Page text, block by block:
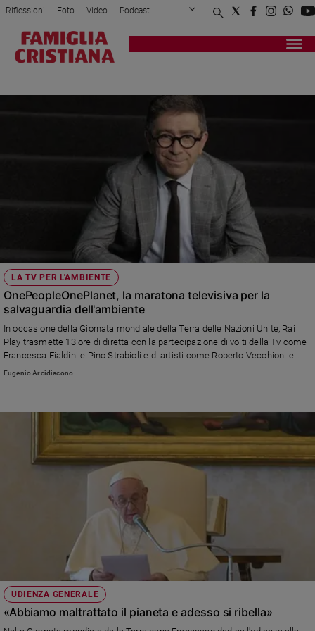
Attualità
Papa
Papa
Chiesa
Chiesa
Fede
Società
e
valori
Riflessioni Foto Video Podcast
Privacy Policy Chi siamo
Registrati Redazione
LA TV PER L'AMBIENTE
OnePeopleOnePlanet, la maratona televisiva per la
salvaguardia dell'ambiente
In occasione della Giornata mondiale della Terra delle Nazioni Unite, Rai
Play trasmette 13 ore di diretta con la partecipazione di volti della Tv come
Francesca Fialdini e Pino Strabioli e di artisti come Roberto Vecchioni e
Malika Ayane. Ecco il programma completo
Eugenio Arcidiacono
UDIENZA GENERALE
«Abbiamo maltrattato il pianeta e adesso si ribella»